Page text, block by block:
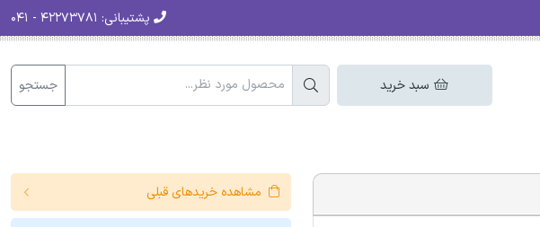
پشتیبانی:
سبد خرید جستجو
مشاهده خریدهای قبلی